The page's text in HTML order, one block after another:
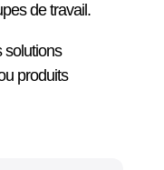
de travail.
solutions
produits